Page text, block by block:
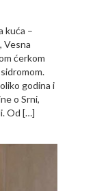
kuća –
Vesna
ćerkom
godina i
o Srni,
Od […]